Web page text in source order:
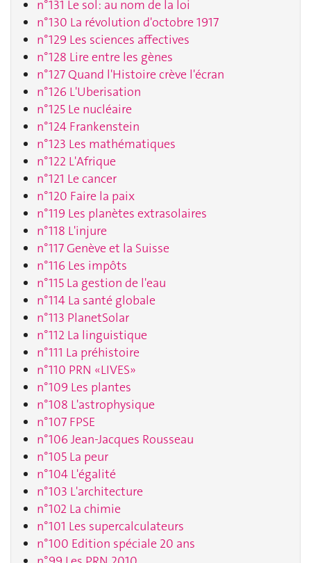
n°131 Le sol: au nom de la loi
n°130 La révolution d'octobre 1917
n°129 Les sciences affectives
n°128 Lire entre les gènes
n°127 Quand l'Histoire crève l'écran
n°126 L'Uberisation
n°125 Le nucléaire
n°124 Frankenstein
n°123 Les mathématiques
n°122 L'Afrique
n°121 Le cancer
n°120 Faire la paix
n°119 Les planètes extrasolaires
n°118 L'injure
n°117 Genève et la Suisse
n°116 Les impôts
n°115 La gestion de l'eau
n°114 La santé globale
n°113 PlanetSolar
n°112 La linguistique
n°111 La préhistoire
n°110 PRN «LIVES»
n°109 Les plantes
n°108 L'astrophysique
n°107 FPSE
n°106 Jean-Jacques Rousseau
n°105 La peur
n°104 L'égalité
n°103 L'architecture
n°102 La chimie
n°101 Les supercalculateurs
n°100 Edition spéciale 20 ans